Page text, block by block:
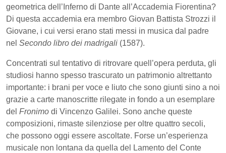
geometrica dell’Inferno di Dante all’Accademia Fiorentina?
Di questa accademia era membro Giovan Battista Strozzi il
Giovane, i cui versi erano stati messi in musica dal padre
nel Secondo libro dei madrigali (1587).
Concentrati sul tentativo di ritrovare quell’opera perduta, gli
studiosi hanno spesso trascurato un patrimonio altrettanto
importante: i brani per voce e liuto che sono giunti sino a noi
grazie a carte manoscritte rilegate in fondo a un esemplare
del Fronimo di Vincenzo Galilei. Sono anche queste
composizioni, rimaste silenziose per oltre quattro secoli,
che possono oggi essere ascoltate. Forse un’esperienza
musicale non lontana da quella del Lamento del Conte